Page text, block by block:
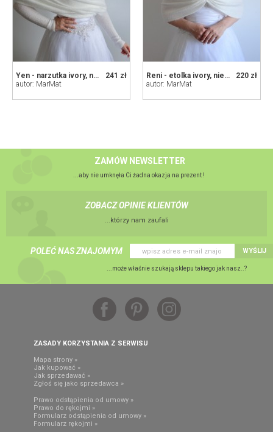
241 zł
Yen - narzutka ivory, nie tylko ślubna
autor: MarMat
220 zł
Reni - etolka ivory, nie tylko ślubna
autor: MarMat
ZAMÓW NEWSLETTER
...aby nie umknęła Ci żadna okazja na prezent !
ZOBACZ OPINIE KLIENTÓW
...którzy nam zaufali
POLEĆ NAS ZNAJOMYM WYŚLIJ
...może właśnie szukają sklepu takiego jak nasz..?
ZASADY KORZYSTANIA Z SERWISU
Mapa strony »
Jak kupować »
Jak sprzedawać »
Zgłoś się jako sprzedawca »
Prawo odstąpienia od umowy »
Prawo do rękojmi »
Formularz odstąpienia od umowy »
Formularz rękojmi »